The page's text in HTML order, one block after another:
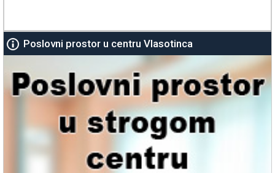
Poslovni prostor u centru Vlasotinca